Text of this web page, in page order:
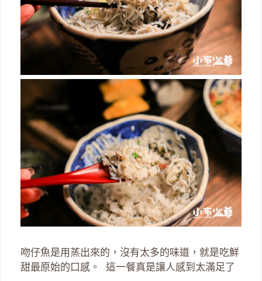
吻仔魚是用蒸出來的，沒有太多的味道，就是吃鮮
甜最原始的口感。 這一餐真是讓人感到太滿足了